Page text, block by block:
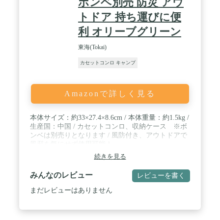
トドア 持ち運びに便
利 オリーブグリーン
東海(Tokai)
カセットコンロ キャンプ
Amazonで詳しく見る
本体サイズ：約33×27.4×8.6cm / 本体重量：約1.5kg /
生産国：中国 / カセットコンロ、収納ケース ※ボ
ンベは別売りとなります / 風防付き、アウトドアで
続きを見る
みんなのレビュー レビューを書く
まだレビューはありません